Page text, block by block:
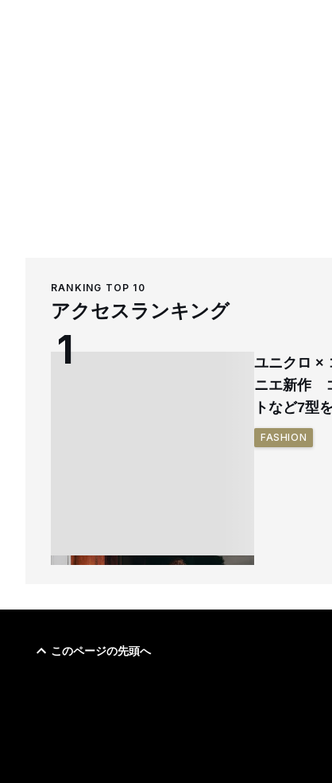
RANKING TOP 10
アクセスランキング
ユニクロ ×
ニエ新作
トなど7型
FASHION
このページの先頭へ